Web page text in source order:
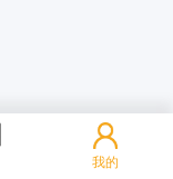
我的